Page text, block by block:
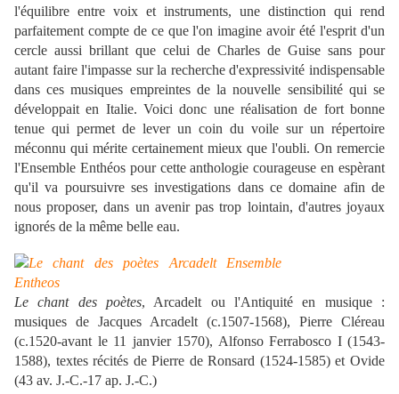
l'équilibre entre voix et instruments, une distinction qui rend
parfaitement compte de ce que l'on imagine avoir été l'esprit d'un
cercle aussi brillant que celui de Charles de Guise sans pour
autant faire l'impasse sur la recherche d'expressivité indispensable
dans ces musiques empreintes de la nouvelle sensibilité qui se
développait en Italie. Voici donc une réalisation de fort bonne
tenue qui permet de lever un coin du voile sur un répertoire
méconnu qui mérite certainement mieux que l'oubli. On remercie
l'Ensemble Enthéos pour cette anthologie courageuse en espèrant
qu'il va poursuivre ses investigations dans ce domaine afin de
nous proposer, dans un avenir pas trop lointain, d'autres joyaux
ignorés de la même belle eau.
Le chant des poètes, Arcadelt ou l'Antiquité en musique :
musiques de Jacques Arcadelt (c.1507-1568), Pierre Cléreau
(c.1520-avant le 11 janvier 1570), Alfonso Ferrabosco I (1543-
1588), textes récités de Pierre de Ronsard (1524-1585) et Ovide
(43 av. J.-C.-17 ap. J.-C.)